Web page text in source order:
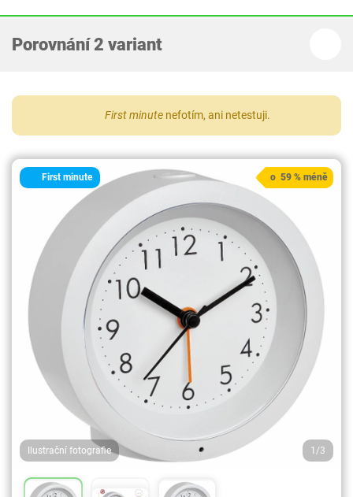
Porovnání 2 variant
First minute nefotím, ani netestuji.
First minute
Ilustrační fotografie 1/3
o 59 % méně